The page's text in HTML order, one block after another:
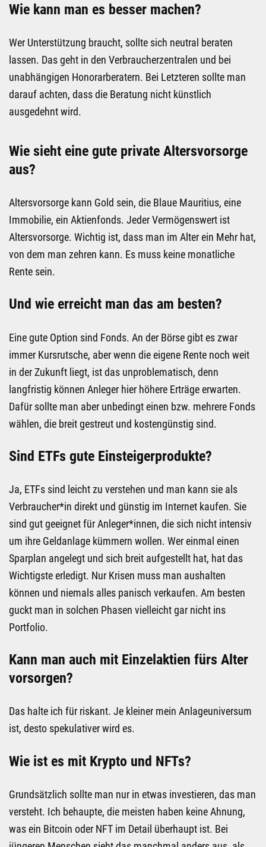
Wie kann man es besser machen?
Wer Unterstützung braucht, sollte sich neutral beraten
lassen. Das geht in den Verbraucherzentralen und bei
unabhängigen Honorarberatern. Bei Letzteren sollte man
darauf achten, dass die Beratung nicht künstlich
ausgedehnt wird.
Wie sieht eine gute private Altersvorsorge
aus?
Altersvorsorge kann Gold sein, die Blaue Mauritius, eine
Immobilie, ein Aktienfonds. Jeder Vermögenswert ist
Altersvorsorge. Wichtig ist, dass man im Alter ein Mehr hat,
von dem man zehren kann. Es muss keine monatliche
Rente sein.
Und wie erreicht man das am besten?
Eine gute Option sind Fonds. An der Börse gibt es zwar
immer Kursrutsche, aber wenn die eigene Rente noch weit
in der Zukunft liegt, ist das unproblematisch, denn
langfristig können Anleger hier höhere Erträge erwarten.
Dafür sollte man aber unbedingt einen bzw. mehrere Fonds
wählen, die breit gestreut und kostengünstig sind.
Sind ETFs gute Einsteigerprodukte?
Ja, ETFs sind leicht zu verstehen und man kann sie als
Verbraucher*in direkt und günstig im Internet kaufen. Sie
sind gut geeignet für Anleger*innen, die sich nicht intensiv
um ihre Geldanlage kümmern wollen. Wer einmal einen
Sparplan angelegt und sich breit aufgestellt hat, hat das
Wichtigste erledigt. Nur Krisen muss man aushalten
können und niemals alles panisch verkaufen. Am besten
guckt man in solchen Phasen vielleicht gar nicht ins
Portfolio.
Kann man auch mit Einzelaktien fürs Alter
vorsorgen?
Das halte ich für riskant. Je kleiner mein Anlageuniversum
ist, desto spekulativer wird es.
Wie ist es mit Krypto und NFTs?
Grundsätzlich sollte man nur in etwas investieren, das man
versteht. Ich behaupte, die meisten haben keine Ahnung,
was ein Bitcoin oder NFT im Detail überhaupt ist. Bei